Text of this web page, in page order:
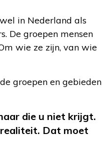
in Nederland als
De groepen mensen
wie ze zijn, van wie
groepen en gebieden
die u niet krijgt.
Dat moet